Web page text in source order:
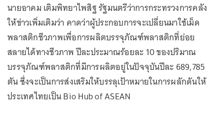
นายอาคม เติมพิทยาไพสิฐ รัฐมนตรีว่าการกระทรวงการคลัง
ให้ข่าวเพิ่มเติมว่า คาดว่าผู้ประกอบการจะเปลี่ยนมาใช้เม็ด
พลาสติกชีวภาพเพื่อการผลิตบรรจุภัณฑ์พลาสติกที่ย่อย
สลายได้ทางชีวภาพ ปีละประมาณร้อยละ 10 ของปริมาณ
บรรจุภัณฑ์พลาสติกที่มีการผลิตอยู่ในปัจจุบันปีละ 689,785
ตัน ซึ่งจะเป็นการส่งเสริมให้บรรลุเป้าหมายในการผลักดันให้
ประเทศไทยเป็น Bio Hub of ASEAN